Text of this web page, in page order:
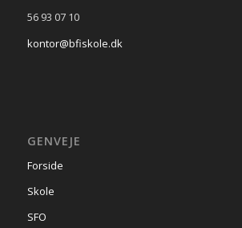
56 93 07 10
kontor@bfiskole.dk
GENVEJE
Forside
Skole
SFO